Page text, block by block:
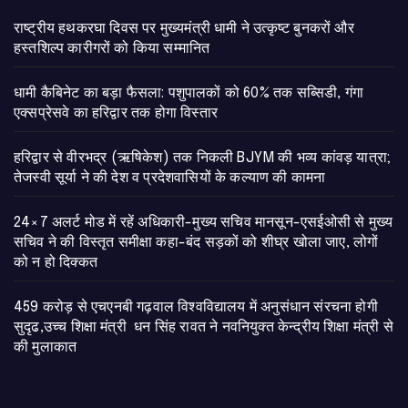
राष्ट्रीय हथकरघा दिवस पर मुख्यमंत्री धामी ने उत्कृष्ट बुनकरों और
हस्तशिल्प कारीगरों को किया सम्मानित
​धामी कैबिनेट का बड़ा फैसला: पशुपालकों को 60% तक सब्सिडी, गंगा
एक्सप्रेसवे का हरिद्वार तक होगा विस्तार
​हरिद्वार से वीरभद्र (ऋषिकेश) तक निकली BJYM की भव्य कांवड़ यात्रा;
तेजस्वी सूर्या ने की देश व प्रदेशवासियों के कल्याण की कामना
24×7 अलर्ट मोड में रहें अधिकारी-मुख्य सचिव मानसून-एसईओसी से मुख्य
सचिव ने की विस्तृत समीक्षा कहा-बंद सड़कों को शीघ्र खोला जाए, लोगों
को न हो दिक्कत
459 करोड़ से एचएनबी गढ़वाल विश्वविद्यालय में अनुसंधान संरचना होगी
सुदृढ,उच्च शिक्षा मंत्री धन सिंह रावत ने नवनियुक्त केन्द्रीय शिक्षा मंत्री से
की मुलाकात